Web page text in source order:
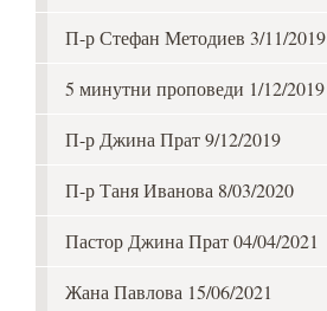
П-р Стефан Методиев 3/11/2019
5 минутни проповеди 1/12/2019
П-р Джина Прат 9/12/2019
П-р Таня Иванова 8/03/2020
Пастор Джина Прат 04/04/2021
Жана Павлова 15/06/2021